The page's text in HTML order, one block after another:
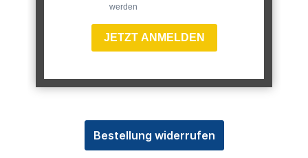
werden
JETZT ANMELDEN
Bestellung widerrufen